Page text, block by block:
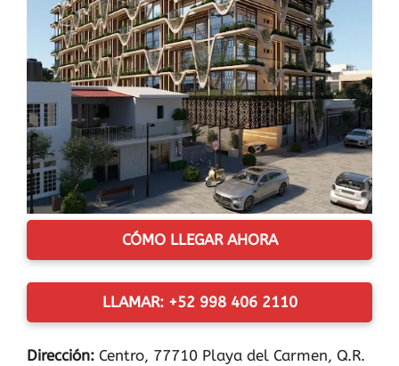
CÓMO LLEGAR AHORA
LLAMAR: +52 998 406 2110
Dirección: Centro, 77710 Playa del Carmen, Q.R.